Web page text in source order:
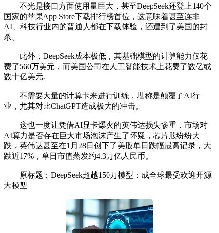
不光是接口方面使用量巨大，甚至DeepSeek还登上140个
国家的苹果App Store下载排行榜首位，这意味着甚至连非
AI、科技行业内的普通人都在下载体验，还遭到了美国的封
杀。
此外，DeepSeek成本极低，其基础模型的计算能力仅花
费了560万美元，而美国公司在人工智能技术上花费了数亿或
数十亿美元。
不需要大量的计算卡来进行训练，堪称是颠覆了AI行
业，尤其对比ChatGPT造成极大的冲击。
这也一度让凭借AI显卡爆火的英伟达损失惨重，市场对
AI算力是否存在巨大市场泡沫产生了怀疑，芯片股纷纷大
跌，英伟达甚至在1月28日创下了美股单日跌幅最高记录，大
跌近17%，单日市值蒸发约4.3万亿人民币。
原标题：DeepSeek超越150万模型：成全球最受欢迎开源
大模型